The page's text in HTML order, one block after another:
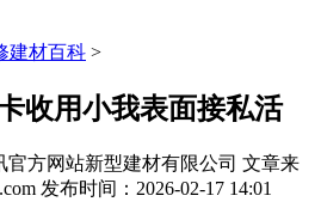
建材百科 >
收用小我表面接私活
方网站新型建材有限公司 文章来
发布时间：2026-02-17 14:01